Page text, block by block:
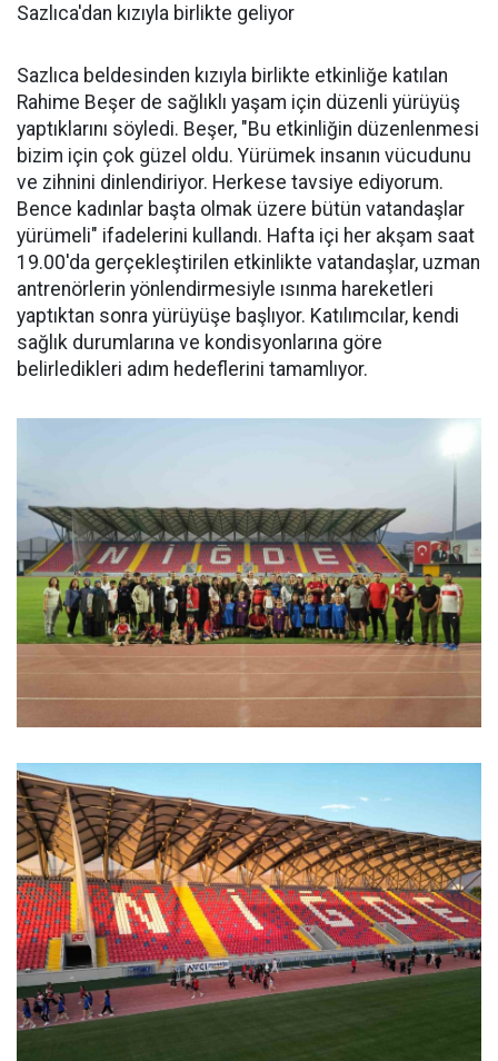
Sazlıca'dan kızıyla birlikte geliyor
Sazlıca beldesinden kızıyla birlikte etkinliğe katılan
Rahime Beşer de sağlıklı yaşam için düzenli yürüyüş
yaptıklarını söyledi. Beşer, "Bu etkinliğin düzenlenmesi
bizim için çok güzel oldu. Yürümek insanın vücudunu
ve zihnini dinlendiriyor. Herkese tavsiye ediyorum.
Bence kadınlar başta olmak üzere bütün vatandaşlar
yürümeli" ifadelerini kullandı. Hafta içi her akşam saat
19.00'da gerçekleştirilen etkinlikte vatandaşlar, uzman
antrenörlerin yönlendirmesiyle ısınma hareketleri
yaptıktan sonra yürüyüşe başlıyor. Katılımcılar, kendi
sağlık durumlarına ve kondisyonlarına göre
belirledikleri adım hedeflerini tamamlıyor.